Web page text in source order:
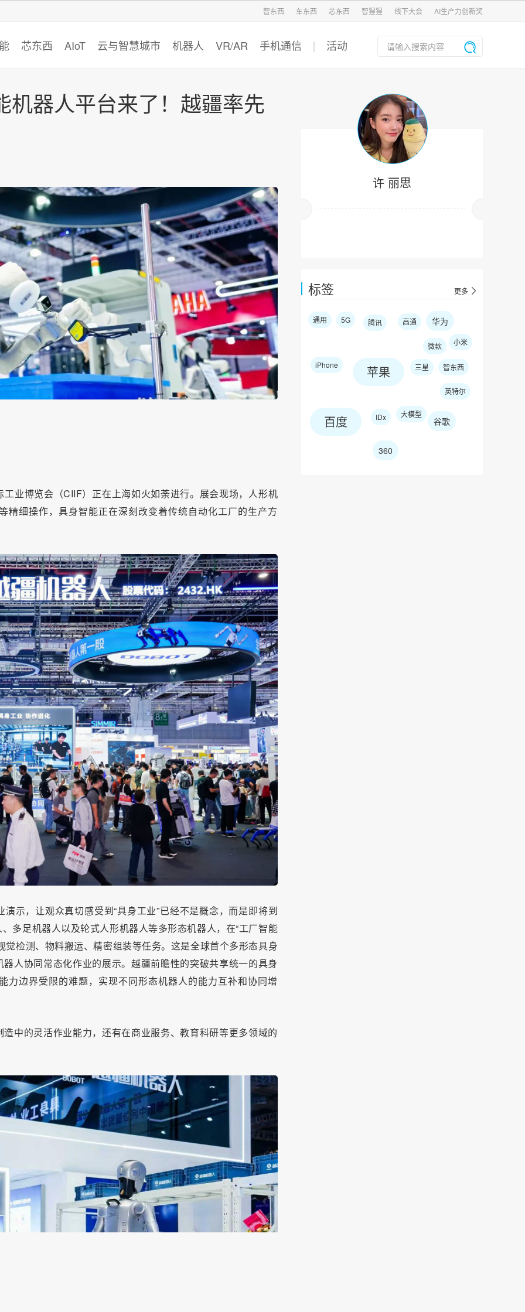
智猩猩
智东西 车东西 芯东西 智猩猩 线下大会 AI生产力创新奖
芯东西 AIoT 云与智慧城市 机器人 VR/AR 手机通信 活动
许 丽思
标签 更多
通用 5G 腾讯 高通 华为
微软 小米
iPhone 苹果 三星 智东西
英特尔
百度 IDx 大模型
谷歌
360
机器人平台来了！越疆率先
业博览会（CIIF）正在上海如火如荼进行。展会现场，人形机
精细操作，具身智能正在深刻改变着传统自动化工厂的生产方
示，让观众真切感受到“具身工业”已经不是概念，而是即将到
多足机器人以及轮式人形机器人等多形态机器人，在“工厂智能
检测、物料搬运、精密组装等任务。这是全球首个多形态具身
人协同常态化作业的展示。越疆前瞻性的突破共享统一的具身
力边界受限的难题，实现不同形态机器人的能力互补和协同增
中的灵活作业能力，还有在商业服务、教育科研等更多领域的